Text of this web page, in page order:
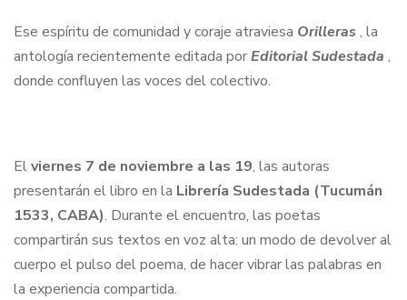
Ese espíritu de comunidad y coraje atraviesa Orilleras , la
antología recientemente editada porEditorial Sudestada ,
donde confluyen las voces del colectivo.
Elviernes 7 de noviembre a las 19, las autoras
presentarán el libro en la Librería Sudestada (Tucumán
1533, CABA). Durante el encuentro, las poetas
compartirán sus textos en voz alta: un modo de devolver al
cuerpo el pulso del poema, de hacer vibrar las palabras en
la experiencia compartida.